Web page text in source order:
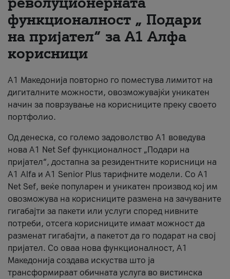
За нас
#ПодобарОнлајн
функционалност „ Подари
на пријател“ за А1 Алфа
корисници
А1 Македонија повторно го поместува лимитот на
дигиталните можности, овозможувајќи уникатен
начин за поврзување на корисниците преку своето
портфолио.
Од денеска, со големо задоволство А1 воведува
нова A1 Net Sef функционалност „Подари на
пријател“, достапна за резидентните корисници на
А1 Alfa и A1 Senior Plus тарифните модели. Со A1
Net Sef, веќе популарен и уникатен производ кој им
овозможува на корисниците размена на зачуваните
гигабајти за пакети или услуги според нивните
потреби, отсега корисниците имаат можност да
разменат гигабајти, а пакетот да го подарат на свој
пријател. Со оваа нова функционалност, А1
Македонија создава искуства што ја
трансформираат обичната услуга во вистинска